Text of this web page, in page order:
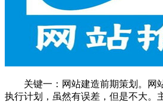
关键一： 网站建造前期策划。网
执行计划，虽然有误差，但是不大。